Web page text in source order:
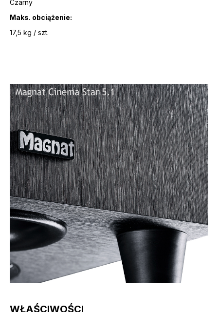
Czarny
Maks. obciążenie:
17,5 kg / szt.
WŁAŚCIWOŚCI